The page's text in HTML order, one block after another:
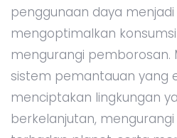
penggunaan daya
mengoptimalkan
mengurangi pemborosan.
sistem pemantauan yang
menciptakan lingkungan
berkelanjutan,